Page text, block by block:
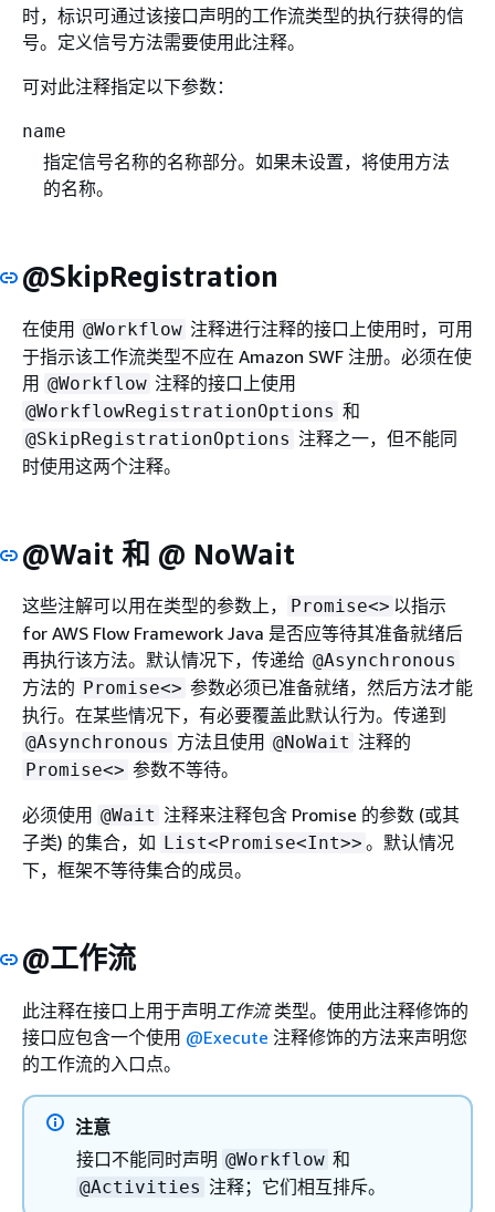
时，标识可通过该接口声明的工作流类型的执行获得的信
号。定义信号方法需要使用此注释。
可对此注释指定以下参数：
name
指定信号名称的名称部分。如果未设置，将使用方法
的名称。
@SkipRegistration
在使用 @Workflow 注释进行注释的接口上使用时，可用
于指示该工作流类型不应在 Amazon SWF 注册。必须在使
用 @Workflow 注释的接口上使用
@WorkflowRegistrationOptions 和
@SkipRegistrationOptions 注释之一，但不能同
时使用这两个注释。
@Wait 和 @ NoWait
这些注解可以用在类型的参数上， Promise<> 以指示
for AWS Flow Framework Java 是否应等待其准备就绪后
再执行该方法。默认情况下，传递给 @Asynchronous
方法的 Promise<> 参数必须已准备就绪，然后方法才能
执行。在某些情况下，有必要覆盖此默认行为。传递到
@Asynchronous 方法且使用 @NoWait 注释的
Promise<> 参数不等待。
必须使用 @Wait 注释来注释包含 Promise 的参数 (或其
子类) 的集合，如 List<Promise<Int>> 。默认情况
下，框架不等待集合的成员。
@工作流
此注释在接口上用于声明工作流类型。使用此注释修饰的
接口应包含一个使用 @Execute 注释修饰的方法来声明您
的工作流的入口点。
注意
接口不能同时声明 @Workflow 和
@Activities 注释；它们相互排斥。